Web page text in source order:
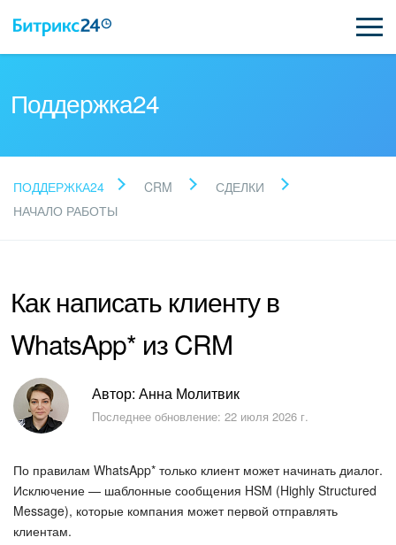
Прочитайте готовые
ответы
Поддержка Битрикс24
Регистрация и вход
Безопасность в Битрикс24
С чего начать
AI в Битрикс24
Поддержка24
ПОДДЕРЖКА24 CRM
СДЕЛКИ
НАЧАЛО РАБОТЫ
Как написать клиенту в
WhatsApp* из CRM
Автор: Анна Молитвик
Последнее обновление: 22 июля 2026 г.
По правилам WhatsApp* только клиент может начинать диалог.
Исключение — шаблонные сообщения HSM (Highly Structured
Message), которые компания может первой отправлять
клиентам.